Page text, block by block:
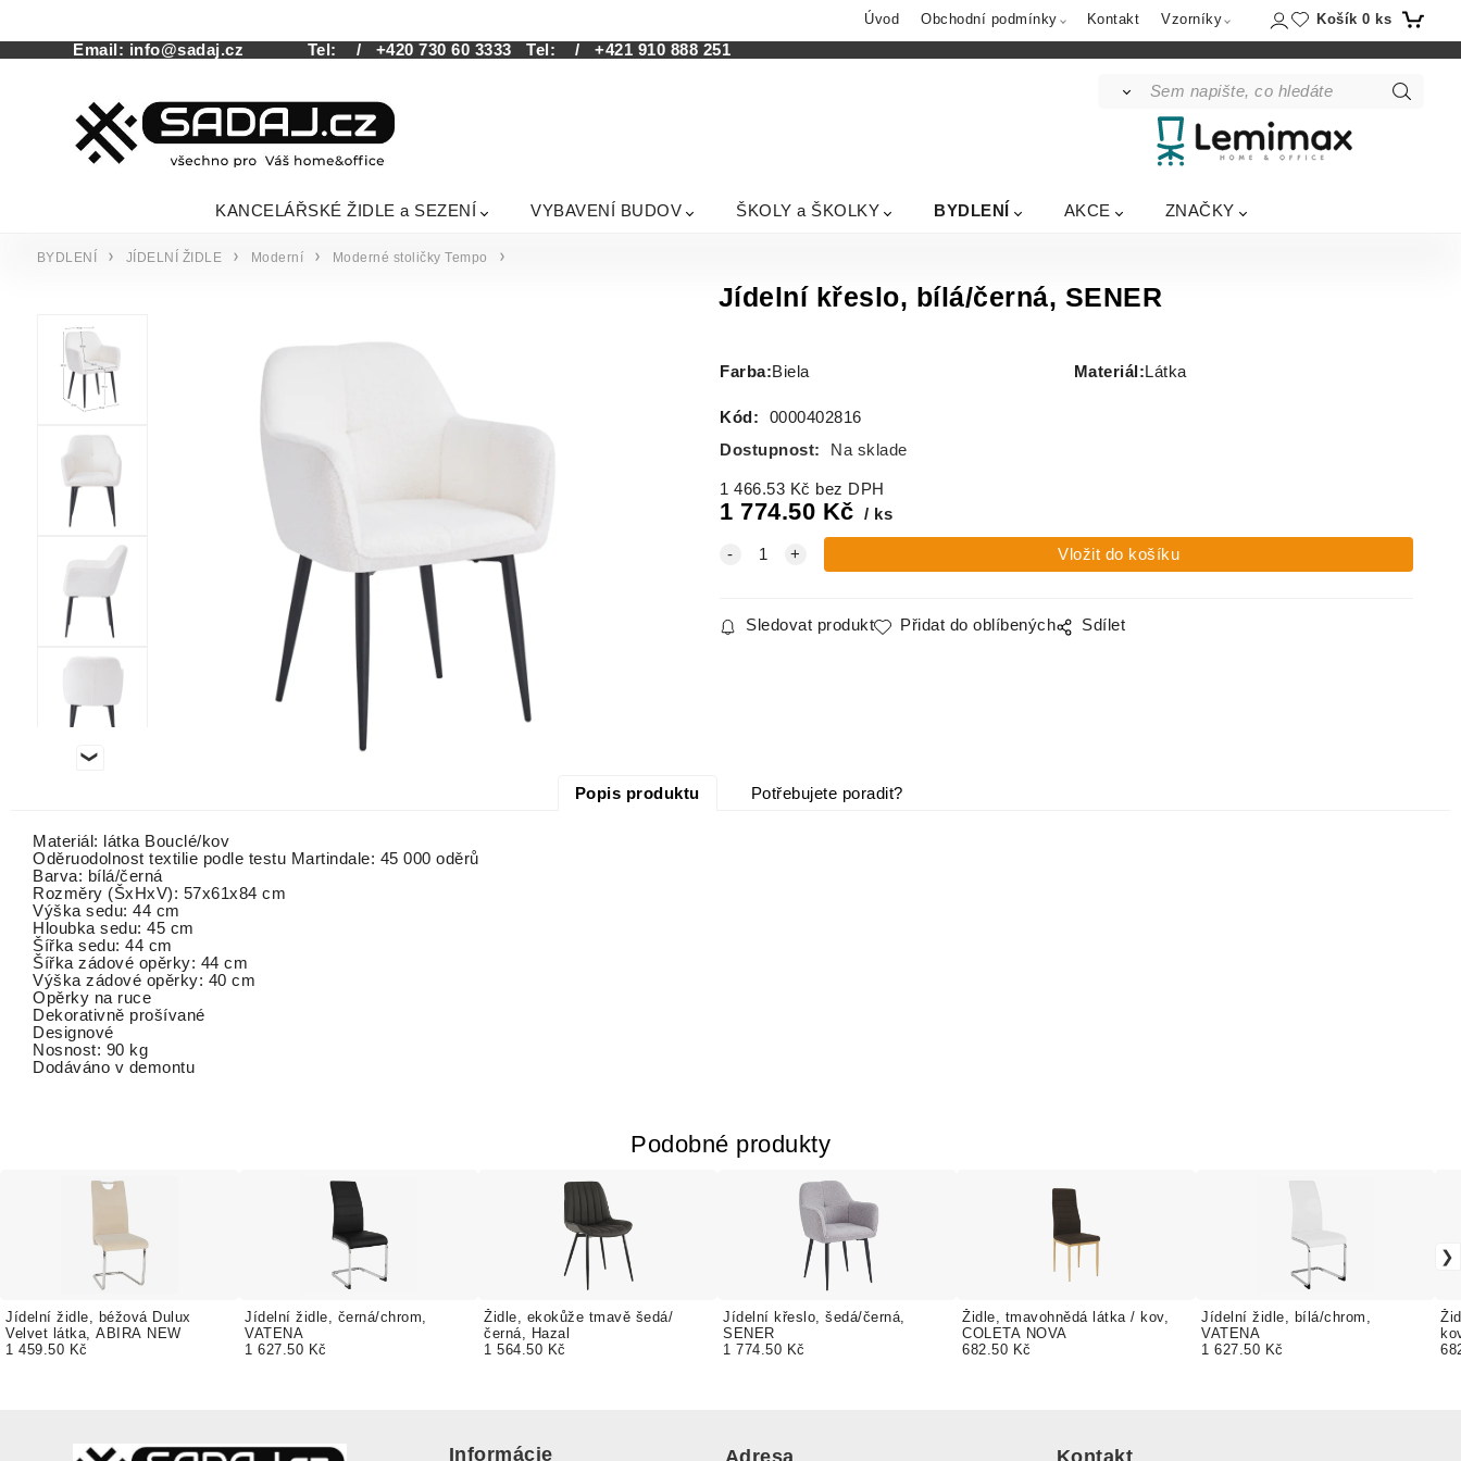
Úvod Obchodní podmínky Kontakt Vzorníky Košík 0 ks
Email: info@sadaj.cz Tel: / +420 730 60 3333 Tel: / +421 910 888 251
KANCELÁŘSKÉ ŽIDLE a SEZENÍ VYBAVENÍ BUDOV ŠKOLY a ŠKOLKY BYDLENÍ AKCE ZNAČKY
BYDLENÍ JÍDELNÍ ŽIDLE Moderní Moderné stoličky Tempo
Jídelní křeslo, bílá/černá, SENER
Farba:Biela Materiál :Látka
Kód:
0000402816
Dostupnost:
Na sklade
1 466.53 Kč bez DPH
1 774.50 Kč ks
Sledovat produkt Přidat do oblíbených Sdílet
Popis produktu Potřebujete poradit?
Materiál: látka Bouclé/kov
Oděruodolnost textilie podle testu Martindale: 45 000 oděrů
Barva: bílá/černá
Rozměry (ŠxHxV): 57x61x84 cm
Výška sedu: 44 cm
Hloubka sedu: 45 cm
Šířka sedu: 44 cm
Šířka zádové opěrky: 44 cm
Výška zádové opěrky: 40 cm
Opěrky na ruce
Dekorativně prošívané
Designové
Nosnost: 90 kg
Dodáváno v demontu
Podobné produkty
Jídelní židle, béžová Dulux
Velvet látka, ABIRA NEW
1 459.50 Kč
Jídelní židle, černá/chrom,
VATENA
1 627.50 Kč
Židle, ekokůže tmavě šedá/
černá, Hazal
1 564.50 Kč
Jídelní křeslo, šedá/černá,
SENER
1 774.50 Kč
Židle, tmavohnědá látka / kov,
COLETA NOVA
682.50 Kč
Jídelní židle, bílá/chrom,
VATENA
1 627.50 Kč
Informácie